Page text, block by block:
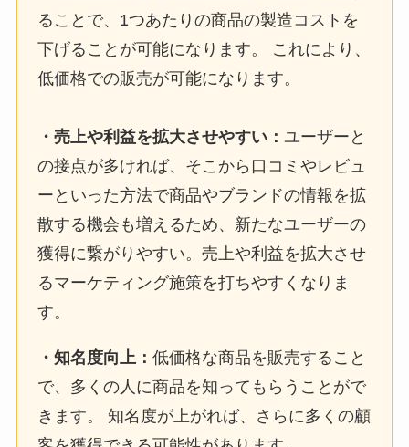
ることで、1つあたりの商品の製造コストを
下げることが可能になります。 これにより、
低価格での販売が可能になります。
・売上や利益を拡大させやすい：ユーザーと
の接点が多ければ、そこから口コミやレビュ
ーといった方法で商品やブランドの情報を拡
散する機会も増えるため、新たなユーザーの
獲得に繋がりやすい。売上や利益を拡大させ
るマーケティング施策を打ちやすくなりま
す。
・知名度向上：低価格な商品を販売すること
で、多くの人に商品を知ってもらうことがで
きます。 知名度が上がれば、さらに多くの顧